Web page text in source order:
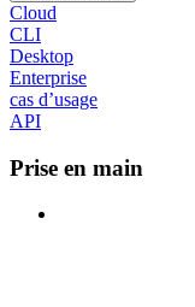
Cloud
CLI
Desktop
Enterprise
cas d’usage
API
Prise en main